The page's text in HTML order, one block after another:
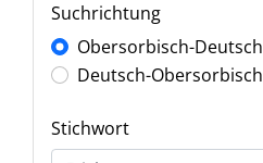
Suchrichtung
Obersorbisch-Deutsch
Deutsch-Obersorbisch
Stichwort